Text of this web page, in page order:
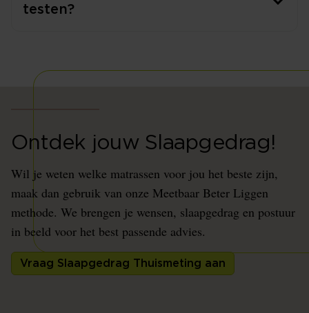
testen?
Ontdek jouw Slaapgedrag!
Wil je weten welke matrassen voor jou het beste zijn,
maak dan gebruik van onze Meetbaar Beter Liggen
methode. We brengen je wensen, slaapgedrag en postuur
in beeld voor het best passende advies.
Vraag Slaapgedrag Thuismeting aan